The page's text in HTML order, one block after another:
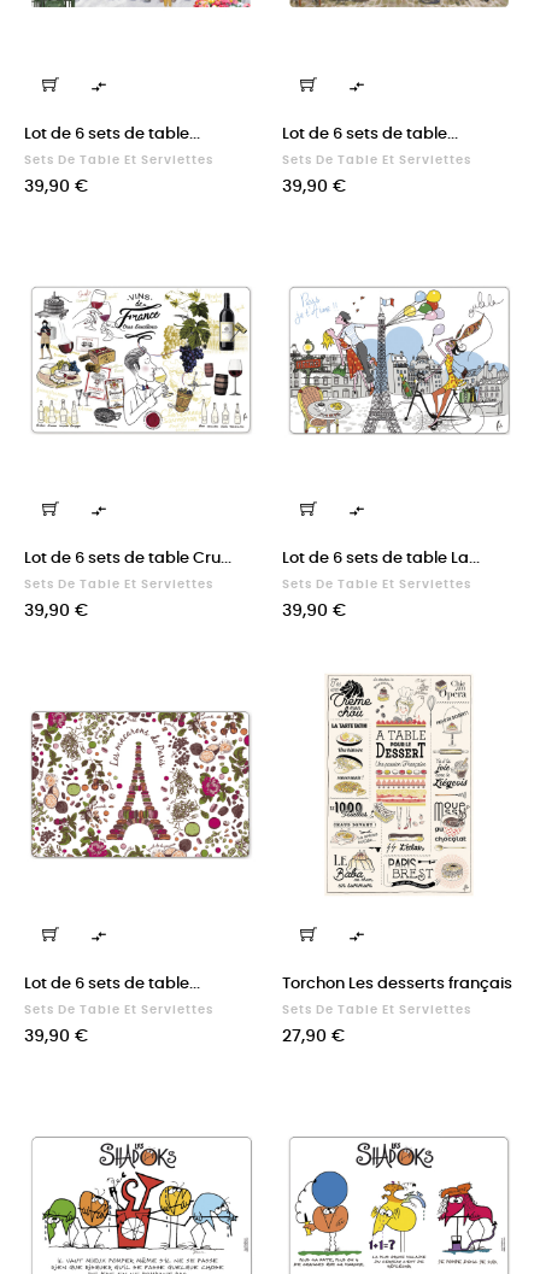

Lot de 6 sets de table...
Sets De Table Et Serviettes
Prix
39,90 €

Lot de 6 sets de table...
Sets De Table Et Serviettes
Prix
39,90 €

Lot de 6 sets de table Cru...
Sets De Table Et Serviettes
Prix
39,90 €

Lot de 6 sets de table La...
Sets De Table Et Serviettes
Prix
39,90 €

Lot de 6 sets de table...
Sets De Table Et Serviettes
Prix
39,90 €

Torchon Les desserts français
Sets De Table Et Serviettes
Prix
27,90 €